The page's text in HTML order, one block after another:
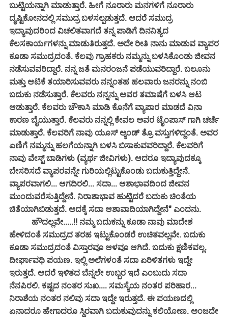
ಬುಟ್ಟಿಯನ್ನಾಗಿ ಮಾಡುತ್ತಾರೆ. ಹೀಗೆ ನೂರಾರು ಮನಗಳಿಗೆ ನೂರಾರು
ದೃಷ್ಟಿಕೋನದಲ್ಲಿ ಸಮುದ್ರ ಬಳಸಲ್ಪಡುತ್ತದೆ. ಆದರೆ ಸಮುದ್ರ
ಇದ್ಯಾವುದರಿಂದ ವಿಚಲಿತವಾಗದೆ ತನ್ನ ಪಾಡಿಗೆ ದಿನನಿತ್ಯದ
ಕೆಲಸಕಾರ್ಯಗಳನ್ನು ಮಾಡುತಿರುತ್ತದೆ. ಅದೇ ರೀತಿ ನಾನು ಮಾಡುವ ವ್ಯಾಪರ
ಕೂಡಾ ಸಮುದ್ರದಂತೆ. ಕೆಲವು ಗ್ರಾಹಕರು ನಮ್ಮನ್ನು ಬಳಸಿಕೊಂಡು ಜೀವನ
ನಡೆಸುವವರಿದ್ದಾರೆ. ನನ್ನ ಜತೆ ಮನರಂಜನೆ ಪಡೆಯುವರಿದ್ದಾರೆ. ಬಲೂನು
ಮತ್ತು ಆಟಿಕೆ ತಯಾರಿಸುವವರು ನನ್ನಂತಹ ಹಲವಾರು ಜನರನ್ನು ನಂಬಿ
ಬದುಕು ನಡೆಸುತ್ತಾರೆ. ಕೆಲವರು ನನ್ನನ್ನು ಅವರ ತಮಾಷೆಗೆ ಬಳಸಿ ಆಟ
ಆಡುತ್ತಾರೆ. ಕೆಲವರು ಚೌಕಾಸಿ ಮಾಡಿ ಕೊನೆಗೆ ವ್ಯಾಪಾರ ಮಾಡದೆ ವಿನಾ
ಕಾರಣ ಬೈಯುತ್ತಾರೆ. ಕೆಲವರು ನನ್ನಲ್ಲಿ ಕೇವಲ ಅವರ ಟೈಂಪಾಸ್ ಗಾಗಿ ಚರ್ಚೆ
ಮಾಡುತ್ತಾರೆ. ಕೆಲವರಿಗೆ ನಾವು ಯೂಸ್ ಆ್ಯಂಡ್ ತ್ರೊ ವಸ್ತುಗಳಿದ್ದಂತೆ. ಅವರ
ಏಣಿಗೆ ನಮ್ಮನ್ನು ಹಲಗೆಯನ್ನಾಗಿ ಬಳಸಿ ಬಿಸಾಕುವವರಿದ್ದಾರೆ. ಕೆಲವರಿಗೆ
ನಾವು ವೇಸ್ಟ್ ಬಾಡಿಗಳು (ವ್ಯರ್ಥ ಜೀವಿಗಳು). ಆದರೂ ಇದ್ಯಾವುದಕ್ಕೂ
ಬೇಸರಿಸದೆ ವ್ಯಾಪರವನ್ನೇ ಗುರಿಯಲ್ಲಿಟ್ಟುಕೊಂಡು ಬದುಕುತ್ತಿದ್ದೇನೆ.
ವ್ಯಾಪರವಾಗಲಿ... ಆಗದಿರಲಿ... ಸದಾ... ಆಶಾಭಾವದಿಂದ ಜೀವನ
ಮುಂದುವರೆಸುತ್ತಿದ್ದೇನೆ. ನಿರಾಶಾಭಾವ ಹುಟ್ಟಿದರೆ ಬದುಕು ಚಿಂತೆಯ
ಚಿತೆಯಾಗಿಬಿಡುತ್ತದೆ. ಅದಕ್ಕೆ ಸದಾ ಆಶಾವಾದಿಯಾಗಿದ್ದೇನೆ" ಎಂದನು.
ಹೌದಲ್ಲವೇ.....!! ನಮ್ಮ ಬದುಕನ್ನು ಕೂಡಾ ನಾವು ಮಾದೇಶ
ಹೇಳಿದಂತೆ ಸಮುದ್ರದ ತರಹ ಇಟ್ಟುಕೊಂಡರೆ ಉಚಿತವಲ್ಲವೇ. ಬದುಕು
ಕೂಡಾ ಸಮುದ್ರದಂತೆ ವಿಸ್ತಾರವೂ ಆಳವೂ ಆಗಿದೆ. ಬದುಕು ಕ್ಷಣಿಕವಲ್ಲ.
ದೀರ್ಘಾವಧಿ ಪಯಣ. ಇಲ್ಲಿ ಅಲೆಗಳಂತೆ ಸದಾ ಏರಿಳಿತಗಳು ಇದ್ದೇ
ಇರುತ್ತದೆ. ಆದರೆ ಇಳಿತದ ಬೆನ್ನಲೇ ಉಬ್ಬರ ಇದೆ ಎಂಬುದು ಸದಾ
ನೆನಪಿರಲಿ. ಕಷ್ಟದ ನಂತರ ಸುಖ.... ಸಮಸ್ಯೆಯ ನಂತರ ಪರಿಹಾರ...
ನಿರಾಶೆಯ ನಂತರ ನಲಿವು ಸದಾ ಇದ್ದೇ ಇರುತ್ತದೆ. ಈ ಪಯಣದಲ್ಲಿ
ಏನಾದರೂ ಹೇಗಾದರೂ ಸ್ಥಿರವಾಗಿ ಬದುಕುವುದನ್ನು ಕಲಿಯೋಣ. ಅಂಜದೇ